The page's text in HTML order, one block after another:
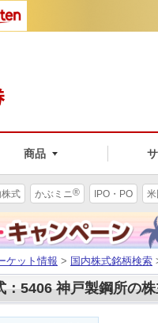
商品
株式 かぶミニ® IPO・PO
ケット情報 > 国内株式銘柄検索
：5406 神戸製鋼所の